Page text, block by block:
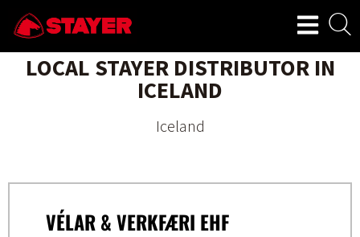
LOCAL STAYER DISTRIBUTOR IN
ICELAND
Iceland
VÉLAR & VERKFÆRI EHF